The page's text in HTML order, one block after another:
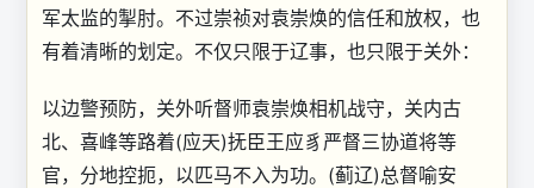
军太监的掣肘。不过崇祯对袁崇焕的信任和放权，也
有着清晰的划定。不仅只限于辽事，也只限于关外：
以边警预防，关外听督师袁崇焕相机战守，关内古
北、喜峰等路着(应天)抚臣王应豸严督三协道将等
官，分地控扼，以匹马不入为功。(蓟辽)总督喻安